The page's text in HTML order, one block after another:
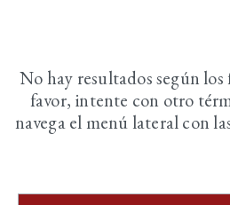
No hay resultados según
favor, intente con otro
navega el menú lateral con